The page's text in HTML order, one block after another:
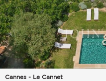
Cannes - Le Cannet